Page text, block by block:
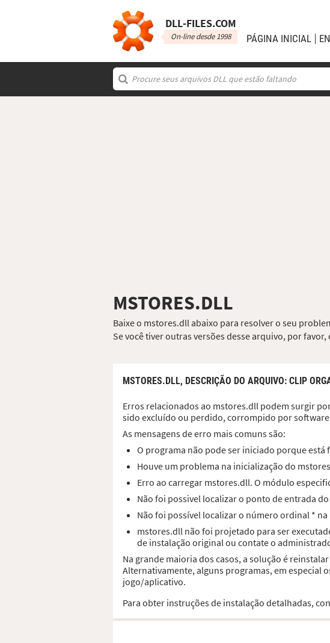
DLL‑FILES.COM
On-line desde 1998 PÁGINA INICIAL
MSTORES.DLL
Baixe o mstores.dll abaixo para resolver o seu
Se você tiver outras versões desse arquivo, por
MSTORES.DLL, DESCRIÇÃO DO ARQUIVO: CLIP
Erros relacionados ao mstores.dll podem surgir
sido excluído ou perdido, corrompido por
As mensagens de erro mais comuns são:
O programa não pode ser iniciado porque
Houve um problema na inicialização do
Erro ao carregar mstores.dll. O módulo
Não foi possivel localizar o ponto de entrada
Não foi possível localizar o número ordinal *
mstores.dll não foi projetado para ser
de instalação original ou contate o
Na grande maioria dos casos, a solução é
Alternativamente, alguns programas, em especial
jogo/aplicativo.
Para obter instruções de instalação detalhadas,